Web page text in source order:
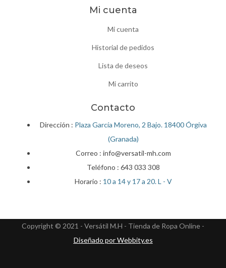
Mi cuenta
Mi cuenta
Historial de pedidos
Lista de deseos
Mi carrito
Contacto
Dirección : Plaza García Moreno, 2 Bajo. 18400 Órgiva
(Granada)
Correo : info@versatil-mh.com
Teléfono : 643 033 308
Horario : 10 a 14 y 17 a 20. L - V
Copyright © 2021 - Versátil M.H - Tienda de Ropa Online -
Diseñado por Webbity.es